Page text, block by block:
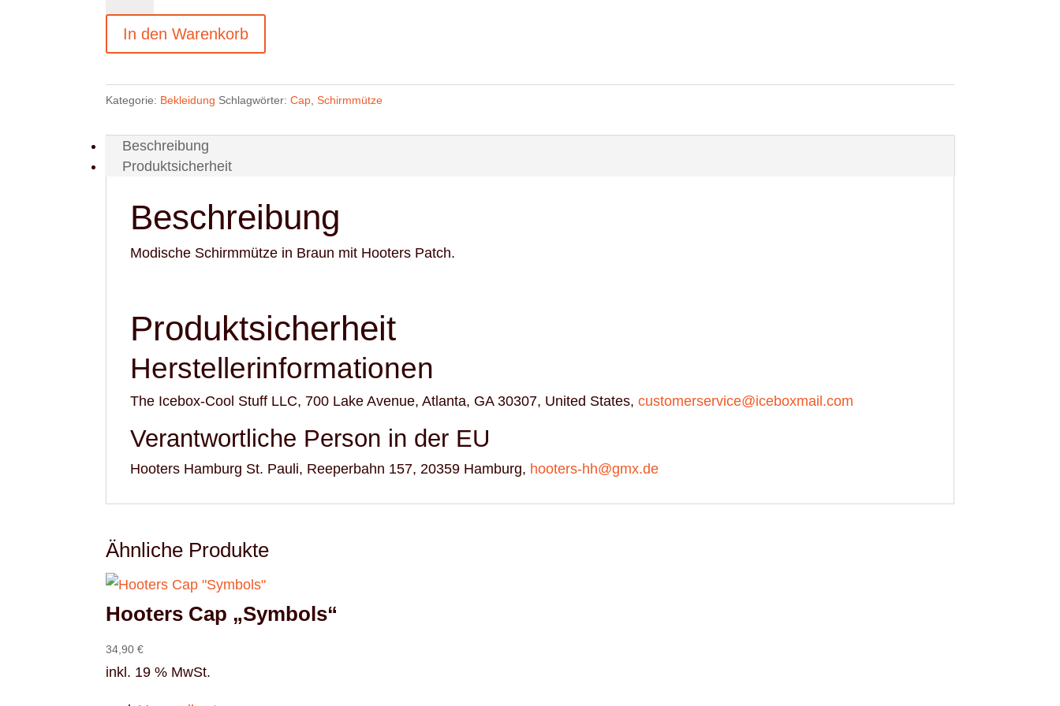
Hooters
Menge
In den Warenkorb
Kategorie: Bekleidung Schlagwörter:Cap ,Schirmmütze
Beschreibung
Produktsicherheit
Beschreibung
Modische Schirmmütze in Braun mit Hooters Patch.
Produktsicherheit
Herstellerinformationen
The Icebox-Cool Stuff LLC, 700 Lake Avenue, Atlanta, GA 30307, United States,customerservice@iceboxmail.com
Verantwortliche Person in der EU
Hooters Hamburg St. Pauli, Reeperbahn 157, 20359 Hamburg, hooters-hh@gmx.de
Ähnliche Produkte
Hooters Cap „Symbols“
34,90€
inkl. 19 % MwSt.